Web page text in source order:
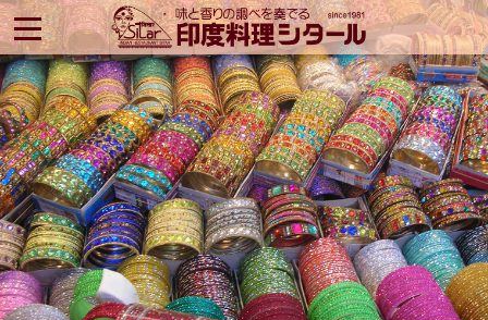
印
度
料
理
シ
タ
ー
ル
HOME
ア
ク
セ
ス